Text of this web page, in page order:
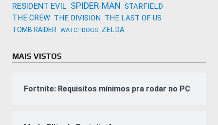
RESIDENT EVIL SPIDER-MAN STARFIELD
THE CREW THE DIVISION THE LAST OF US
TOMB RAIDER WATCHDOGS ZELDA
MAIS VISTOS
Fortnite: Requisitos mínimos pra rodar no PC